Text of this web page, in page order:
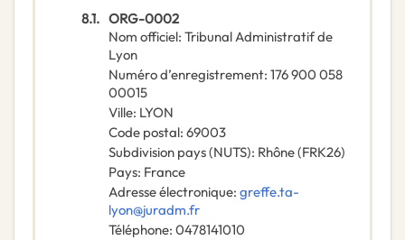
8.1. ORG-0002
Nom officiel: Tribunal Administratif de
Lyon
Numéro d’enregistrement: 176 900 058
00015
Ville: LYON
Code postal: 69003
Subdivision pays (NUTS): Rhône(FRK26)
Pays: France
Adresse électronique: greffe.ta-
lyon@juradm.fr
Téléphone: 0478141010